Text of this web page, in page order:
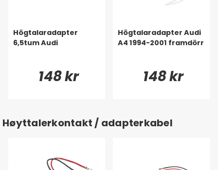
Högtalaradapter
6,5tum Audi
148 kr
Högtalaradapter Audi
A4 1994-2001 framdörr
148 kr
Høyttalerkontakt / adapterkabel